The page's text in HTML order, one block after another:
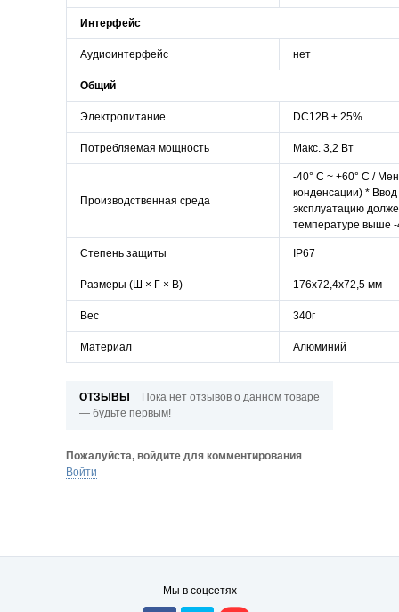
Интерфейс
Аудиоинтерфейс нет
Общий
Электропитание DC12В ± 25%
Потребляемая мощность Макс. 3,2 Вт
Производственная среда
-40° C ~ +60° C /
конденсации) * Ввод
эксплуатацию
температуре выше
Степень защиты IP67
Размеры (Ш × Г × В) 176x72,4x72,5 мм
Вес 340г
Материал Алюминий
ОТЗЫВЫ
Пока нет отзывов о данном товаре
— будьте первым!
Пожалуйста, войдите для комментирования
Войти
Мы в соцсетях